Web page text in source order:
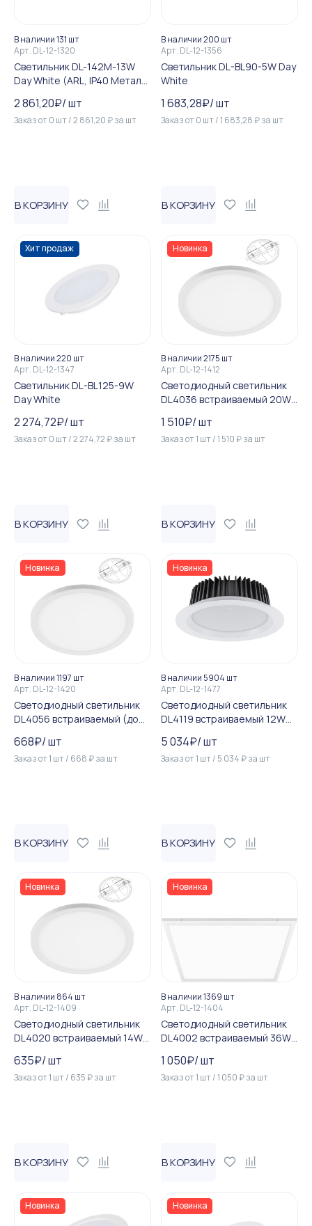
В наличии 131 шт
Арт. DL-12-1320
Светильник DL-142M-13W
Day White (ARL, IP40 Металл,
2 861,20₽/шт
Заказ от0 шт/2 861,20 ₽за шт
В КОРЗИНУ
В наличии 200 шт
Арт. DL-12-1356
Светильник DL-BL90-5W Day
White
1 683,28₽/шт
Заказ от0 шт/1 683,28 ₽за шт
В КОРЗИНУ
Хит продаж
В наличии 220 шт
Арт. DL-12-1347
Светильник DL-BL125-9W
Day White
2 274,72₽/шт
Заказ от0 шт/2 274,72 ₽за шт
В КОРЗИНУ
Новинка
В наличии 2175 шт
Арт. DL-12-1412
Светодиодный светильник
DL4036 встраиваемый 20W
1 510₽/шт
Заказ от1 шт/1 510 ₽за шт
В КОРЗИНУ
Новинка
В наличии 1197 шт
Арт. DL-12-1420
Светодиодный светильник
DL4056 встраиваемый (до
668₽/шт
Заказ от1 шт/ 668 ₽за шт
В КОРЗИНУ
Новинка
В наличии 5904 шт
Арт. DL-12-1477
Светодиодный светильник
DL4119 встраиваемый 12W
5 034₽/шт
Заказ от1 шт/ 5 034 ₽за шт
В КОРЗИНУ
Новинка
В наличии 864 шт
Арт. DL-12-1409
Светодиодный светильник
DL4020 встраиваемый 14W
635₽/шт
Заказ от1 шт/ 635 ₽за шт
В КОРЗИНУ
Новинка
В наличии 1369 шт
Арт. DL-12-1404
Светодиодный светильник
DL4002 встраиваемый 36W
1 050₽/шт
Заказ от1 шт/1 050 ₽за шт
В КОРЗИНУ
Новинка Новинка